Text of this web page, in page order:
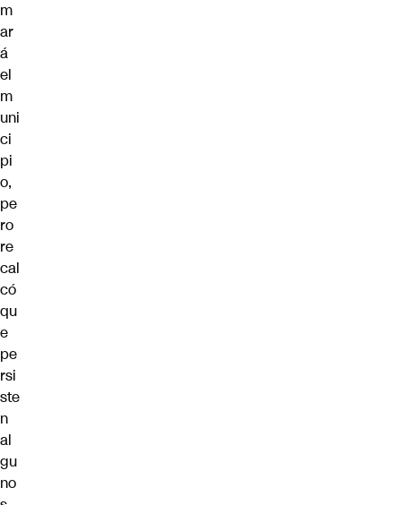
m
ar
á
el
m
uni
ci
pi
o,
pe
ro
re
cal
có
qu
e
pe
rsi
ste
n
al
gu
no